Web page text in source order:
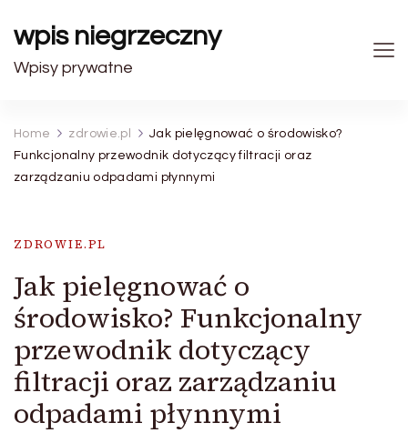
wpis niegrzeczny
Wpisy prywatne
Home zdrowie.pl
Jak pielęgnować o środowisko?
Funkcjonalny przewodnik dotyczący filtracji oraz
zarządzaniu odpadami płynnymi
ZDROWIE.PL
Jak pielęgnować o
środowisko? Funkcjonalny
przewodnik dotyczący
filtracji oraz zarządzaniu
odpadami płynnymi